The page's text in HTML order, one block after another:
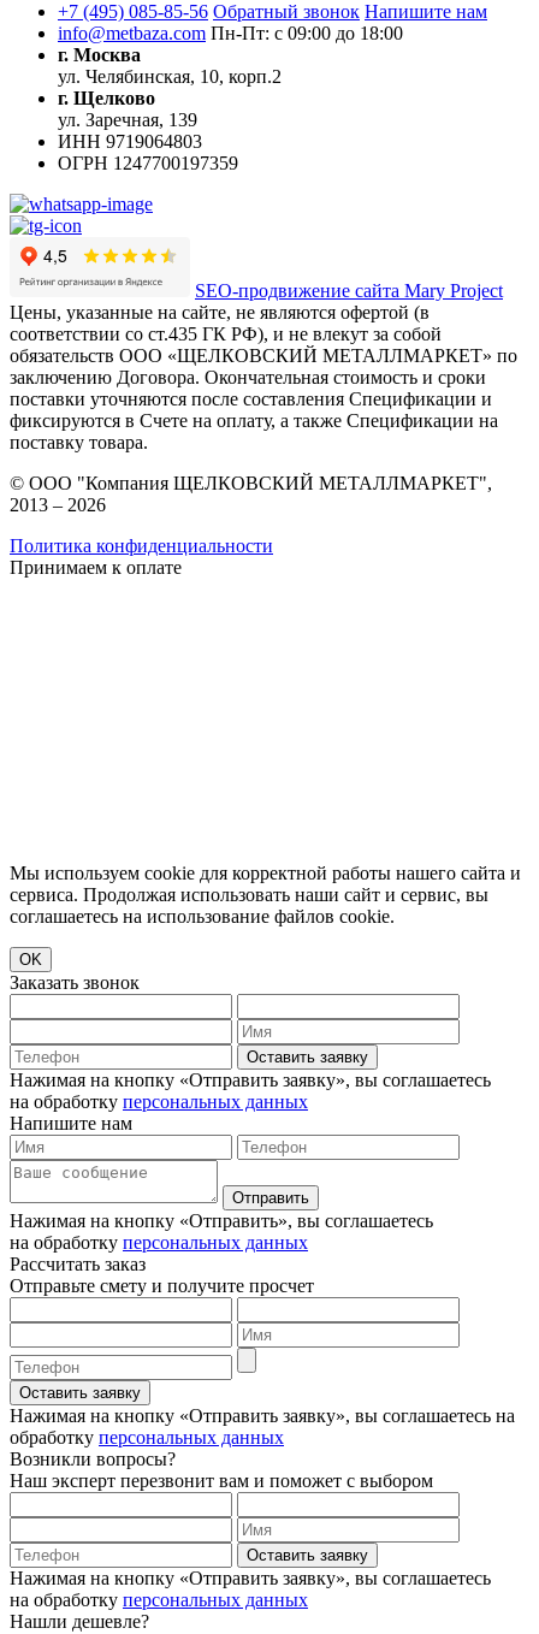
+7 (495) 085-85-56 Обратный звонок Напишите нам
info@metbaza.com Пн-Пт: с 09:00 до 18:00
г. Москва
ул. Челябинская, 10, корп.2
г. Щелково
ул. Заречная, 139
ИНН 9719064803
ОГРН 1247700197359
SEO-продвижение сайта Mary Project
Цены, указанные на сайте, не являются офертой (в
соответствии со ст.435 ГК РФ), и не влекут за собой
обязательств ООО «ЩЕЛКОВСКИЙ МЕТАЛЛМАРКЕТ» по
заключению Договора. Окончательная стоимость и сроки
поставки уточняются после составления Спецификации и
фиксируются в Счете на оплату, а также Спецификации на
поставку товара.
© ООО "Компания ЩЕЛКОВСКИЙ МЕТАЛЛМАРКЕТ",
2013 – 2026
Политика конфиденциальности
Принимаем к оплате
Мы используем cookie для корректной работы нашего сайта и
сервиса. Продолжая использовать наши сайт и сервис, вы
соглашаетесь на использование файлов cookie.
OK
Заказать звонок
Оставить заявку
Нажимая на кнопку «Отправить заявку», вы соглашаетесь
на обработку персональных данных
Напишите нам
Отправить
Нажимая на кнопку «Отправить», вы соглашаетесь
на обработку персональных данных
Рассчитать заказ
Отправьте смету и получите просчет
Оставить заявку
Нажимая на кнопку «Отправить заявку», вы соглашаетесь на
обработку персональных данных
Возникли вопросы?
Наш эксперт перезвонит вам и поможет с выбором
Оставить заявку
Нажимая на кнопку «Отправить заявку», вы соглашаетесь
на обработку персональных данных
Нашли дешевле?